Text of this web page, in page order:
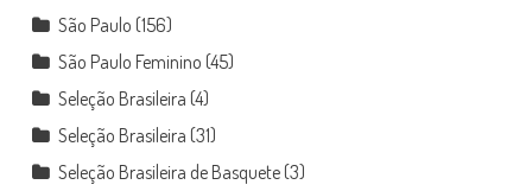
São Paulo (156)
São Paulo Feminino (45)
Seleção Brasileira (4)
Seleção Brasileira (31)
Seleção Brasileira de Basquete(3)